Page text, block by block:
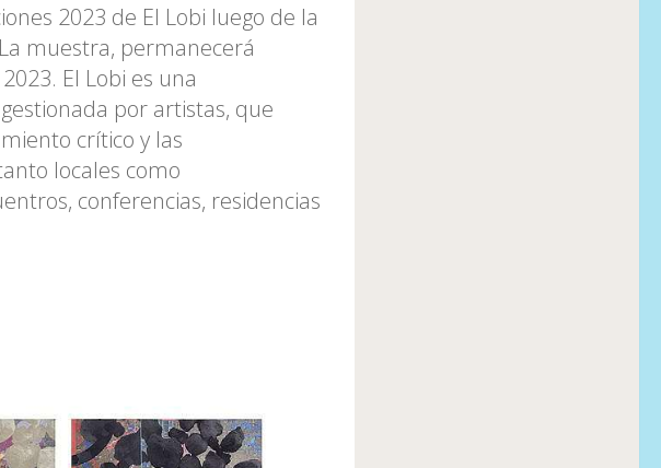
2023 de El Lobi luego de la
muestra, permanecerá
El Lobi es una
por artistas, que
crítico y las
locales como
conferencias, residencias